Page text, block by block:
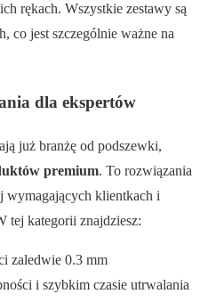
rękach. Wszystkie zestawy są
co jest szczególnie ważne na
dla ekspertów
już branżę od podszewki,
premium. To rozwiązania
wymagających klientkach i
tej kategorii znajdziesz:
zaledwie 0.3 mm
i szybkim czasie utrwalania